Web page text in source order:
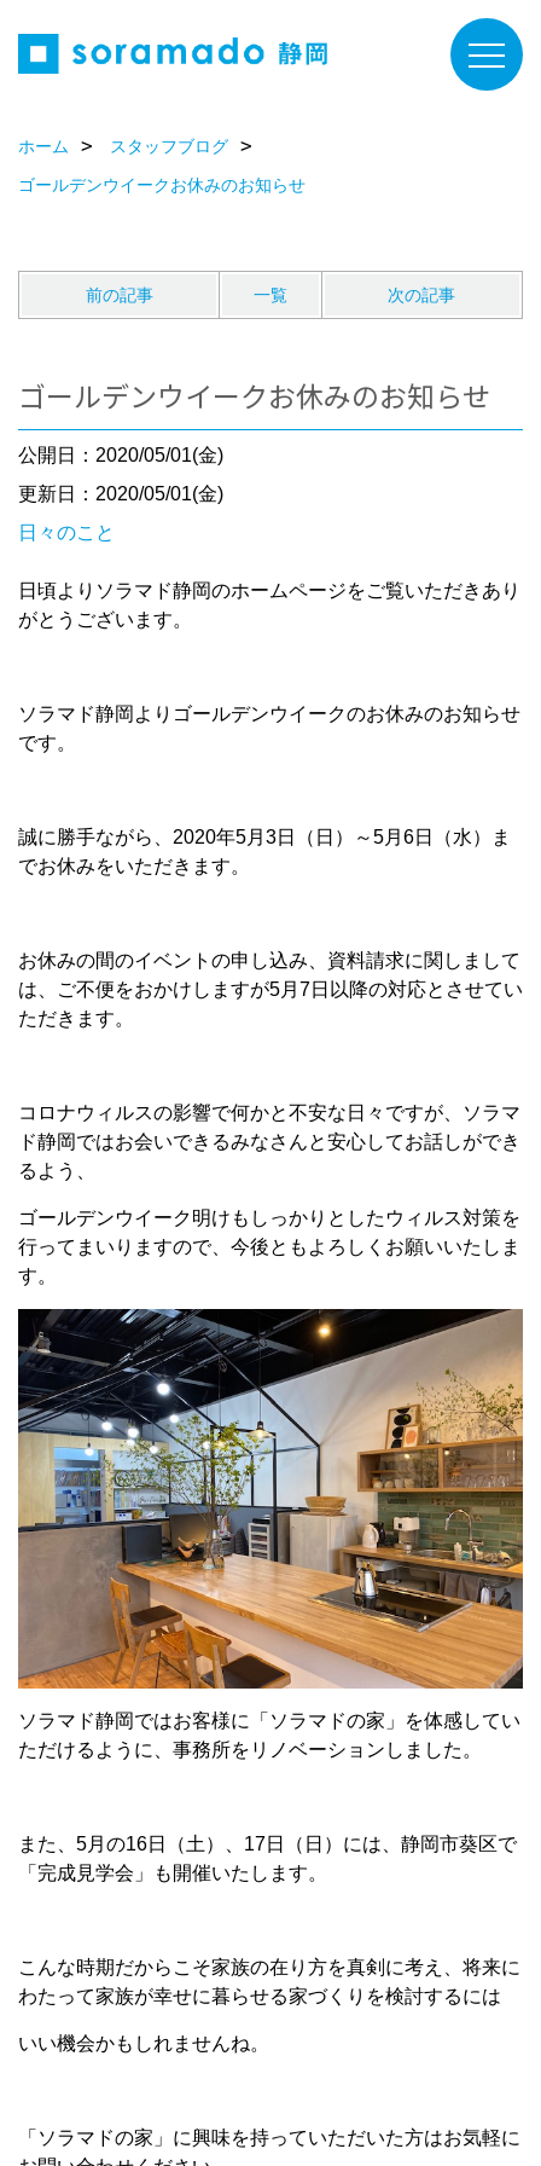
ホーム
スタッフブログ
ゴールデンウイークお休みのお知らせ
前の記事 一覧 次の記事
ゴールデンウイークお休みのお知らせ
公開日：2020/05/01(金)
更新日：2020/05/01(金)
日々のこと
日頃よりソラマド静岡のホームページをご覧いただきあり
がとうございます。
ソラマド静岡よりゴールデンウイークのお休みのお知らせ
です。
誠に勝手ながら、2020年5月3日（日）～5月6日（水）ま
でお休みをいただきます。
お休みの間のイベントの申し込み、資料請求に関しまして
は、ご不便をおかけしますが5月7日以降の対応とさせてい
ただきます。
コロナウィルスの影響で何かと不安な日々ですが、ソラマ
ド静岡ではお会いできるみなさんと安心してお話しができ
るよう、
ゴールデンウイーク明けもしっかりとしたウィルス対策を
行ってまいりますので、今後ともよろしくお願いいたしま
す。
ソラマド静岡ではお客様に「ソラマドの家」を体感してい
ただけるように、事務所をリノベーションしました。
また、5月の16日（土）、17日（日）には、静岡市葵区で
「完成見学会」も開催いたします。
こんな時期だからこそ家族の在り方を真剣に考え、将来に
わたって家族が幸せに暮らせる家づくりを検討するには
いい機会かもしれませんね。
「ソラマドの家」に興味を持っていただいた方はお気軽に